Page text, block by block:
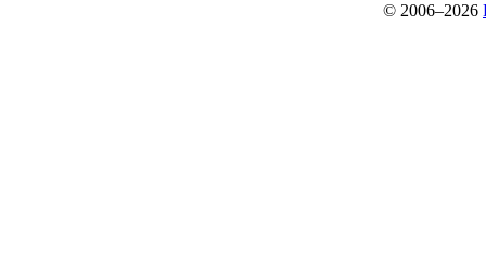
© 2006–2026